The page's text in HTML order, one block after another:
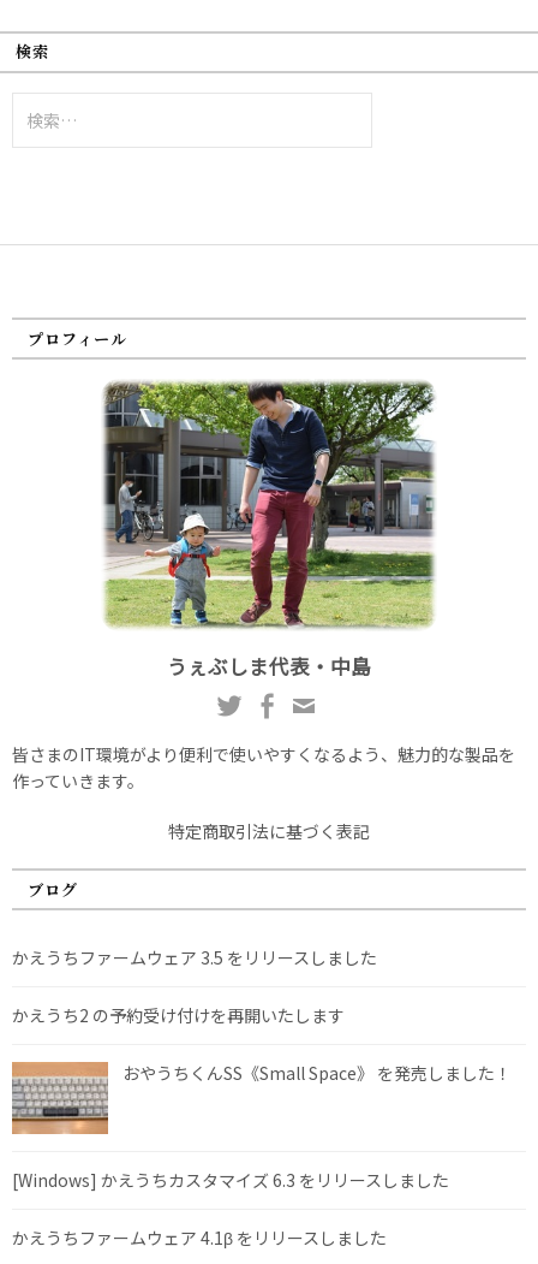
検索
索:
プロフィール
うぇぶしま代表・中島
皆さまのIT環境がより便利で使いやすくなるよう、魅力的な製品を
作っていきます。
特定商取引法に基づく表記
ブログ
かえうちファームウェア 3.5 をリリースしました
かえうち2 の予約受け付けを再開いたします
おやうちくんSS《Small Space》 を発売しました！
[Windows] かえうちカスタマイズ 6.3 をリリースしました
かえうちファームウェア 4.1β をリリースしました